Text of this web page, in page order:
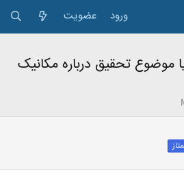
ورود عضویت
موضوع تحقیق درباره مکانیک